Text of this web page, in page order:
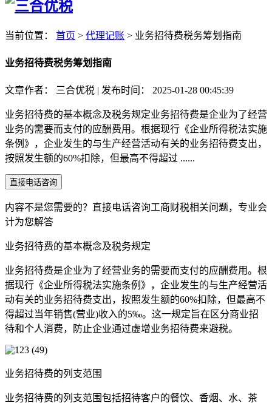
当前位置： 首页 > 代理记账 > 业务招待费税务筹划指南
业务招待费税务筹划指南
文章作者： 三合优税 | 发布时间： 2025-01-28 00:45:39
业务招待费的基本概念及税务规定业务招待费是企业为了经营
业务的需要而支付的应酬费用。根据现行《企业所得税法实施
条例》，企业发生的与生产经营活动有关的业务招待费支出，
按照发生额的60%扣除，但最高不得超过 ......
直接电话咨询
内容不是您需要的？直接电话咨询工商财税相关问题，专业会
计为您解答
业务招待费的基本概念及税务规定
业务招待费是企业为了经营业务的需要而支付的应酬费用。根
据现行《企业所得税法实施条例》，企业发生的与生产经营活
动有关的业务招待费支出，按照发生额的60%扣除，但最高不
得超过当年销售(营业)收入的5‰。这一规定旨在区分商业招
待和个人消费，防止企业通过虚增业务招待费来避税。
业务招待费的列支范围
业务招待费的列支范围包括招待客户的餐饮、香烟、水、茶